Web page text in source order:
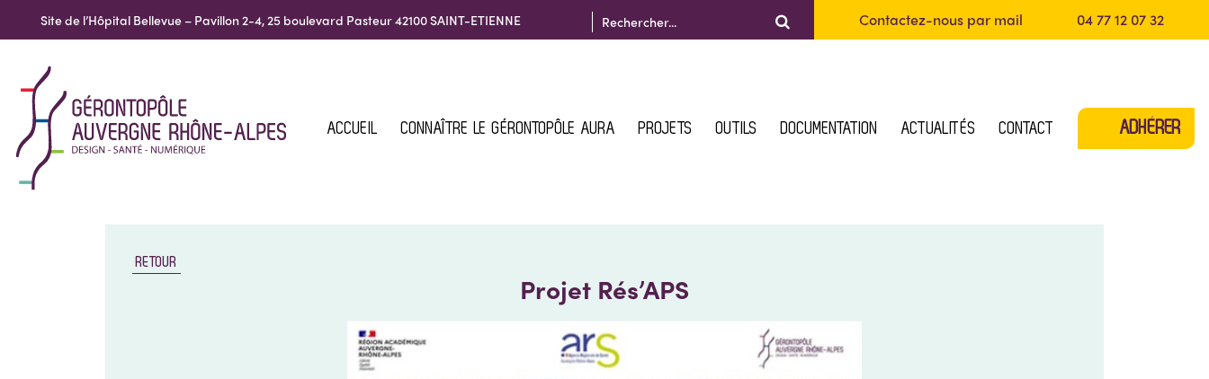
Site de l’Hôpital Bellevue – Pavillon 2-4, 25 boulevard Pasteur 42100 SAINT-ETIENNE Contactez-nous par mail 04 77 12 07 32
ACCUEIL CONNAÎTRE LE GÉRONTOPÔLE AURA PROJETS OUTILS DOCUMENTATION ACTUALITÉS CONTACT ADHÉRER
RETOUR
Projet Rés’APS